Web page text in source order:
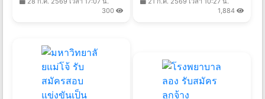
2569
300
ส.ค. 2569
1,884